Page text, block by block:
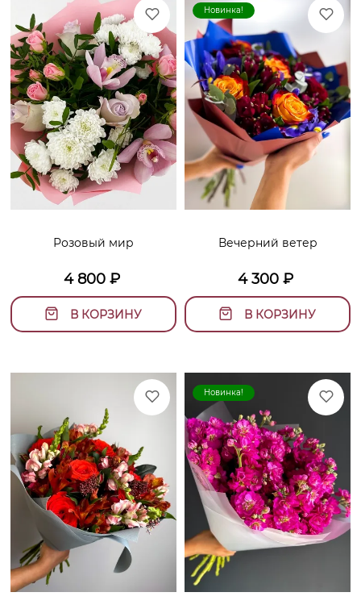
Розовый мир
4 800₽
В КОРЗИНУ
Новинка!
Вечерний ветер
4 300 ₽
В КОРЗИНУ
Новинка!